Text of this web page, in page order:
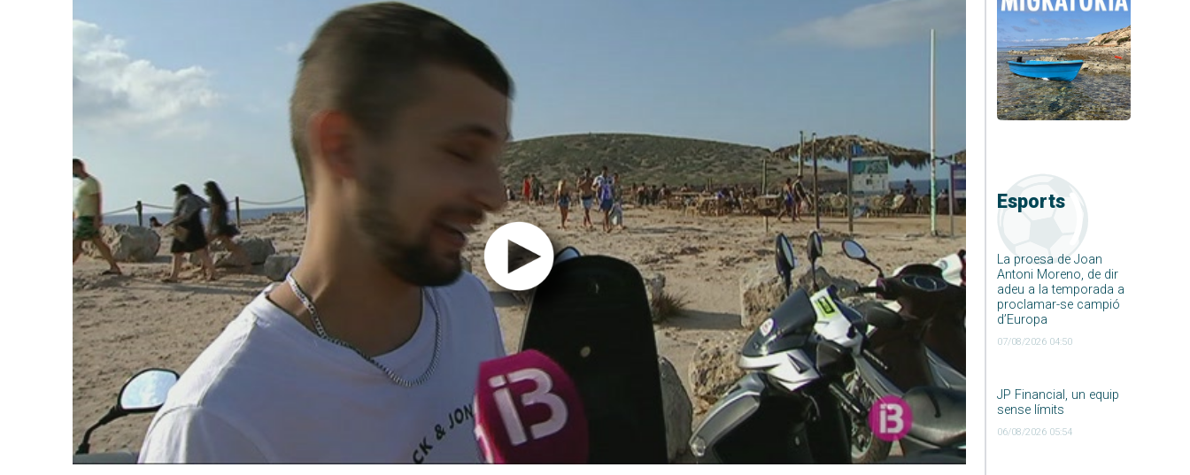
Esports
La proesa de Joan
Antoni Moreno, de dir
adeu a la temporada a
proclamar-se campió
d’Europa
07/08/2026 04:50
JP Financial, un equip
sense límits
06/08/2026 05:54